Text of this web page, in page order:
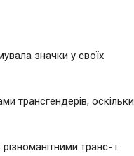
значки у своїх
трансгендерів, оскільки
транс- і